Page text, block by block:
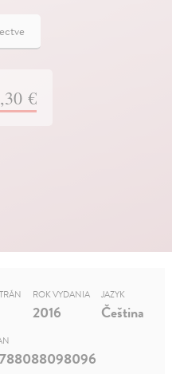
€
ROK VYDANIA
2016
JAZYK
Čeština